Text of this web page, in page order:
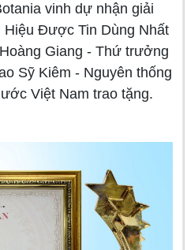
vinh dự nhận giải
Được Tin Dùng Nhất
Giang - Thứ trưởng
Sỹ Kiêm - Nguyên thống
Việt Nam trao tặng.